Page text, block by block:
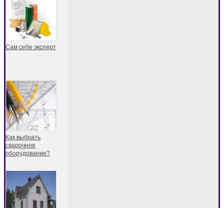
Сам себе эксперт
Как выбрать
сварочное
оборудование?